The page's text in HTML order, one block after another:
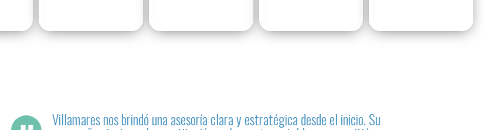
Se encargaron de todo el proceso de constitución y ahora nos ayudan